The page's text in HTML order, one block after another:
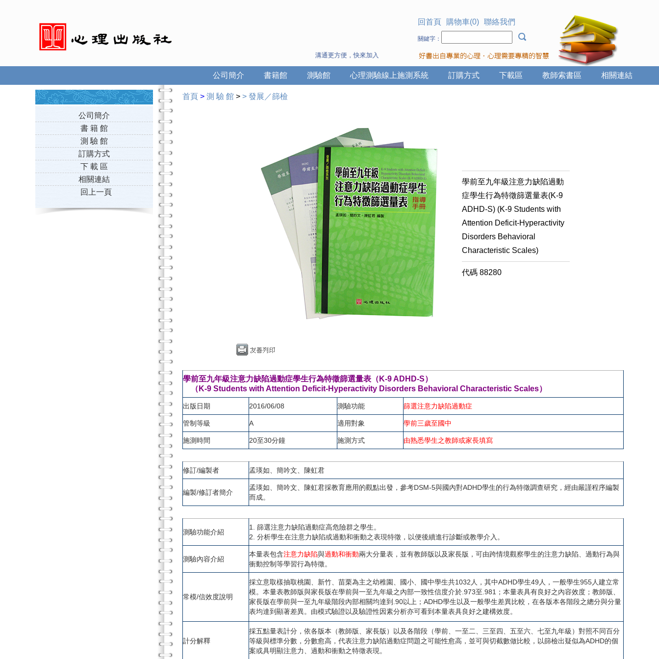
溝通更方便，快來加入Line 與 Wechat ~
回首頁 購物車(0) 聯絡我們
關鍵字：
相關連結
教師索書區
下載區
訂購方式
心理測驗線上施測系統
測驗館
書籍館
公司簡介
公司簡介
書 籍 館
測 驗 館
訂購方式
下 載 區
相關連結
回上一頁
首頁 > 測 驗 館 > > 發展／篩檢
學前至九年級注意力缺陷過動
症學生行為特徵篩選量表(K-9
ADHD-S) (K-9 Students with
Attention Deficit-Hyperactivity
Disorders Behavioral
Characteristic Scales)
代碼 88280
學前至九年級注意力缺陷過動症學生行為特徵篩選量表（K-9 ADHD-S）
（K-9 Students with Attention Deficit-Hyperactivity Disorders Behavioral Characteristic Scales）
出版日期 2016/06/08 測驗功能 篩選注意力缺陷過動症
管制等級 A 適用對象 學前三歲至國中
施測時間 20至30分鐘 施測方式 由熟悉學生之教師或家長填寫
修訂/編製者 孟瑛如、簡吟文、陳虹君
編製/修訂者簡介
孟瑛如、簡吟文、陳虹君採教育應用的觀點出發，參考DSM-5與國內對ADHD學生的行為特徵調查研究，經由嚴謹程序編製
而成。
測驗功能介紹
1. 篩選注意力缺陷過動症高危險群之學生。
2. 分析學生在注意力缺陷或過動和衝動之表現特徵，以便後續進行診斷或教學介入。
測驗內容介紹
本量表包含注意力缺陷與過動和衝動兩大分量表，並有教師版以及家長版，可由跨情境觀察學生的注意力缺陷、過動行為與
衝動控制等學習行為特徵。
常模/信效度說明
採立意取樣抽取桃園、新竹、苗栗為主之幼稚園、國小、國中學生共1032人，其中ADHD學生49人，一般學生955人建立常
模。本量表教師版與家長版在學前與一至九年級之內部一致性信度介於.973至.981；本量表具有良好之內容效度；教師版、
家長版在學前與一至九年級階段內部相關均達到.90以上；ADHD學生以及一般學生差異比較，在各版本各階段之總分與分量
表均達到顯著差異。由模式驗證以及驗證性因素分析亦可看到本量表具良好之建構效度。
計分解釋
採五點量表計分，依各版本（教師版、家長版）以及各階段（學前、一至二、三至四、五至六、七至九年級）對照不同百分
等級與標準分數，分數愈高，代表注意力缺陷過動症問題之可能性愈高，並可與切截數做比較，以篩檢出疑似為ADHD的個
案或具明顯注意力、過動和衝動之特徵表現。